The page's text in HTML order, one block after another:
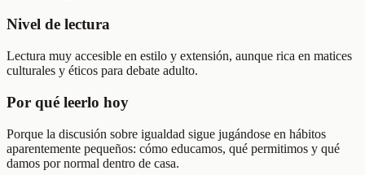
Nivel de lectura
Lectura muy accesible en estilo y extensión, aunque rica en matices
culturales y éticos para debate adulto.
Por qué leerlo hoy
Porque la discusión sobre igualdad sigue jugándose en hábitos
aparentemente pequeños: cómo educamos, qué permitimos y qué
damos por normal dentro de casa.